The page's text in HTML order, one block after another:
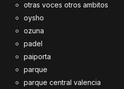
otras voces otros ambitos
oysho
ozuna
padel
paiporta
parque
parque central valencia